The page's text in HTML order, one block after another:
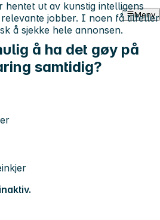
Meny
å ha det gøy på
samtidig?
hentet ut av kunstig intelligens
jobber. I noen få tilfeller
å sjekke hele annonsen.